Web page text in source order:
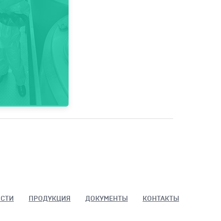
ПРОДУКЦИЯ ДОКУМЕНТЫ КОНТАКТЫ